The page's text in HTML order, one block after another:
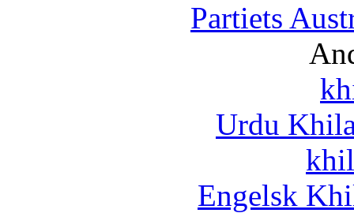
Partiets
Urdu
Engelsk